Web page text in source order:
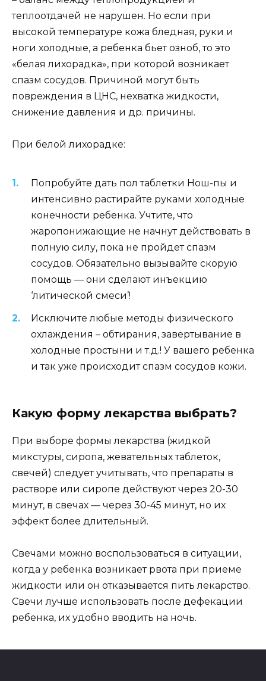
теплоотдачей не нарушен. Но если при
высокой температуре кожа бледная, руки и
ноги холодные, а ребенка бьет озноб, то это
«белая лихорадка», при которой возникает
спазм сосудов. Причиной могут быть
повреждения в ЦНС, нехватка жидкости,
снижение давления и др. причины.
При белой лихорадке:
Попробуйте дать пол таблетки Нош-пы и
интенсивно растирайте руками холодные
конечности ребенка. Учтите, что
жаропонижающие не начнут действовать в
полную силу, пока не пройдет спазм
сосудов. Обязательно вызывайте скорую
помощь — они сделают инъекцию
‘литической смеси’!
Исключите любые методы физического
охлаждения – обтирания, завертывание в
холодные простыни и т.д.! У вашего ребенка
и так уже происходит спазм сосудов кожи.
Какую форму лекарства выбрать?
При выборе формы лекарства (жидкой
микстуры, сиропа, жевательных таблеток,
свечей) следует учитывать, что препараты в
растворе или сиропе действуют через 20-30
минут, в свечах — через 30-45 минут, но их
эффект более длительный.
Свечами можно воспользоваться в ситуации,
когда у ребенка возникает рвота при приеме
жидкости или он отказывается пить лекарство.
Свечи лучше использовать после дефекации
ребенка, их удобно вводить на ночь.